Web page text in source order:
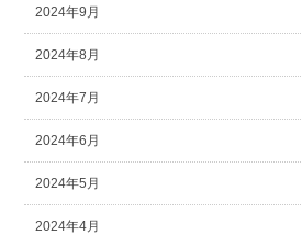
2024年9月
2024年8月
2024年7月
2024年6月
2024年5月
2024年4月